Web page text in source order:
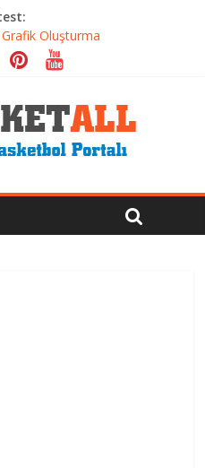
Oluşturma
Dramatik Evrimi
Gerçek Şampiyon Kim?
Artıran Bilimsel